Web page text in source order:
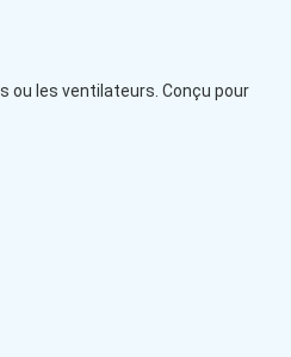
ou les ventilateurs. Conçu pour